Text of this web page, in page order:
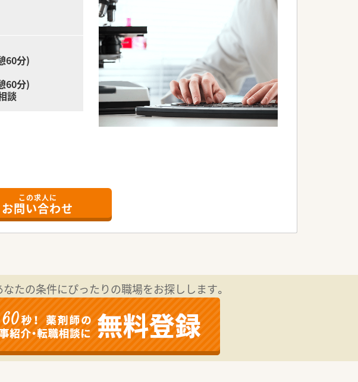
60分)
60分)
談
「小児」などの6つの分野へのスペシャリストを育成してお
する制度を導入しております。
この求人に
お問い合わせ
たの条件にぴったりの職場をお探しします。